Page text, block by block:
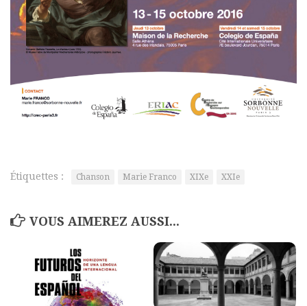
Commander un numéro papier
Pour publier / Normes
Normes typographiques
Étiquettes : Chanson Marie Franco XIXe XXIe
VOUS AIMEREZ AUSSI...